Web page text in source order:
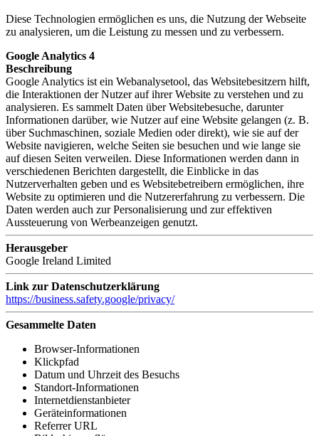
Diese Technologien ermöglichen es uns, die Nutzung der Webseite
zu analysieren, um die Leistung zu messen und zu verbessern.
Google Analytics 4
Beschreibung
Google Analytics ist ein Webanalysetool, das Websitebesitzern hilft,
die Interaktionen der Nutzer auf ihrer Website zu verstehen und zu
analysieren. Es sammelt Daten über Websitebesuche, darunter
Informationen darüber, wie Nutzer auf eine Website gelangen (z. B.
über Suchmaschinen, soziale Medien oder direkt), wie sie auf der
Website navigieren, welche Seiten sie besuchen und wie lange sie
auf diesen Seiten verweilen. Diese Informationen werden dann in
verschiedenen Berichten dargestellt, die Einblicke in das
Nutzerverhalten geben und es Websitebetreibern ermöglichen, ihre
Website zu optimieren und die Nutzererfahrung zu verbessern. Die
Daten werden auch zur Personalisierung und zur effektiven
Aussteuerung von Werbeanzeigen genutzt.
Herausgeber
Google Ireland Limited
Link zur Datenschutzerklärung
https://business.safety.google/privacy/
Gesammelte Daten
Browser-Informationen
Klickpfad
Datum und Uhrzeit des Besuchs
Standort-Informationen
Internetdienstanbieter
Geräteinformationen
Referrer URL